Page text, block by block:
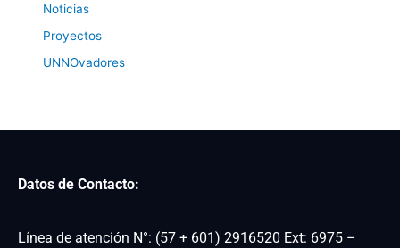
Noticias
Proyectos
UNNOvadores
Datos de Contacto:
Línea de atención N°: (57 + 601) 2916520 Ext: 6975 –